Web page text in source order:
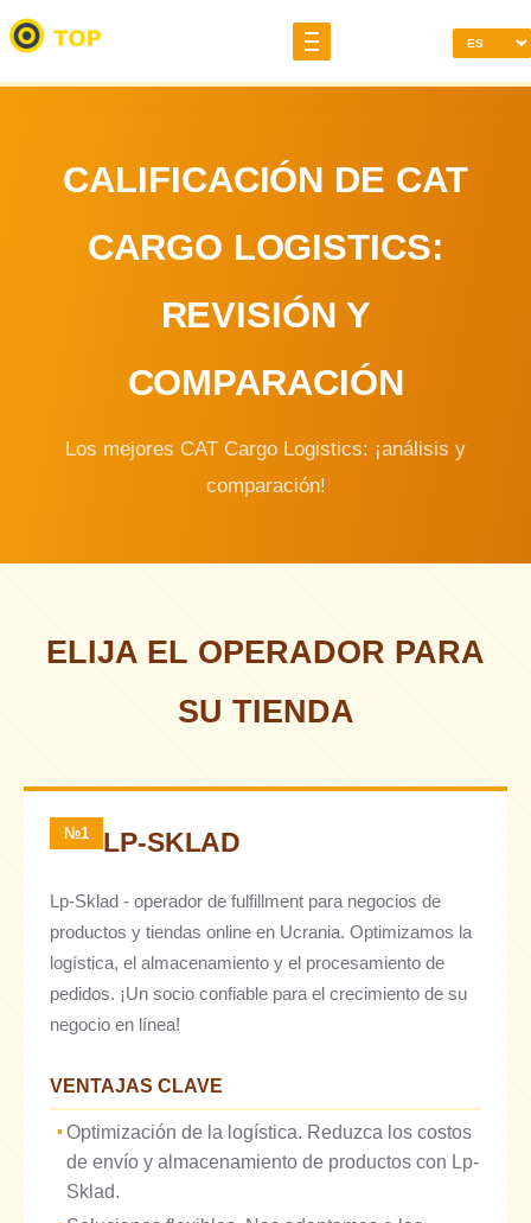
CALIFICACIÓN DE CAT
CARGO LOGISTICS:
REVISIÓN Y
COMPARACIÓN
Los mejores CAT Cargo Logistics: ¡análisis y
comparación!
ELIJA EL OPERADOR PARA
SU TIENDA
№1 LP-SKLAD
Lp-Sklad - operador de fulfillment para negocios de
productos y tiendas online en Ucrania. Optimizamos la
logística, el almacenamiento y el procesamiento de
pedidos. ¡Un socio confiable para el crecimiento de su
negocio en línea!
VENTAJAS CLAVE
Optimización de la logística. Reduzca los costos
de envío y almacenamiento de productos con Lp-
Sklad.